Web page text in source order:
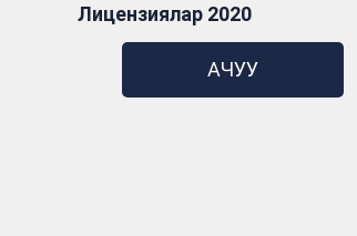
АЧУУ
Лицензиялар 2020